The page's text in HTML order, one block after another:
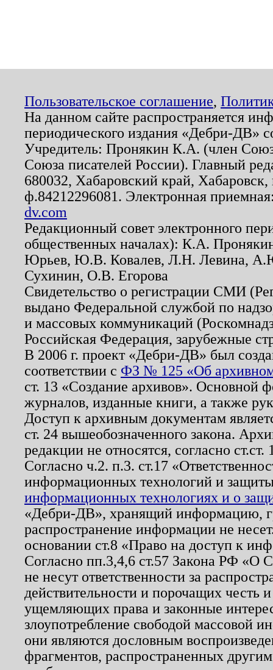
Пользовательское соглашение,
На данном сайте распространяется
периодического издания «Дебри-ДВ»
Учредитель: Пронякин К.А. (член
Союза писателей России). Главный
680032, Хабаровский край,
ф.84212296081. Электронная
dv.com
Редакционный совет электронного
общественных началах): К.А.
Юрьев, Ю.В. Ковалев, Л.Н. Левина,
Сухинин, О.В. Егорова
Свидетельство о регистрации СМИ
выдано Федеральной службой по
и массовых коммуникаций
Российская Федерация, зарубежные
В 2006 г. проект «Дебри-ДВ» был
соответствии с ФЗ № 125 «Об
ст. 13 «Создание архивов». Основной
журналов, изданные книги, а также
Доступ к архивным документам
ст. 24 вышеобозначенного закона.
редакции не относятся, согласно
Согласно ч.2. п.3. ст.17
информационных технологий и
информационных технологиях и о
«Дебри-ДВ», хранящий информацию,
распространение информации не
основании ст.8 «Право на доступ к
Согласно пп.3,4,6 ст.57 Закона РФ «О
не несут ответственности за
действительности и порочащих честь
ущемляющих права и законные
злоупотребление свободой массовой
они являются дословным
фрагментов, распространенных